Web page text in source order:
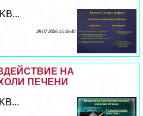
28 07 2026 15:18:40
НА
ПЕЧЕНИ